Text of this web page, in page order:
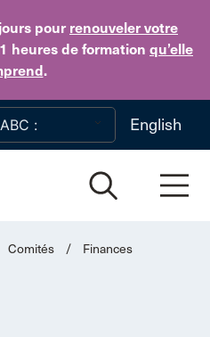
pour renouveler votre
heures de formation qu’elle
.
Skip to main content
English
Comités / Finances